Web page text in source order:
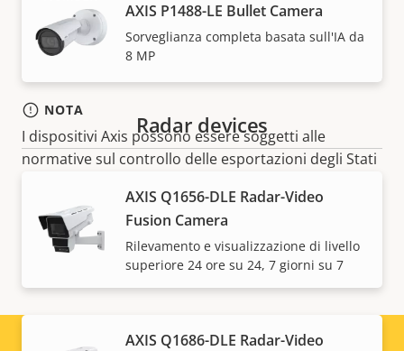
AXIS P1488-LE Bullet Camera
Sorveglianza completa basata sull'IA da
8 MP
Radar devices
AXIS Q1656-DLE Radar-Video
Fusion Camera
Rilevamento e visualizzazione di livello
superiore 24 ore su 24, 7 giorni su 7
AXIS Q1686-DLE Radar-Video
NOTA
I dispositivi Axis possono essere soggetti alle
normative sul controllo delle esportazioni degli Stati
controllo delle esportazioni. Trovale informazioni
sulla conformità all'esportazione per il tuo prodotto